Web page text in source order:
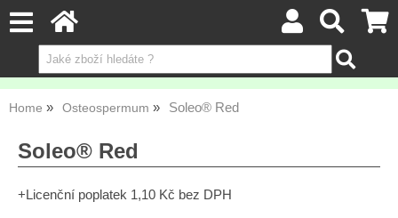
Home Osteospermum Soleo® Red
Soleo® Red
+Licenční poplatek 1,10 Kč bez DPH